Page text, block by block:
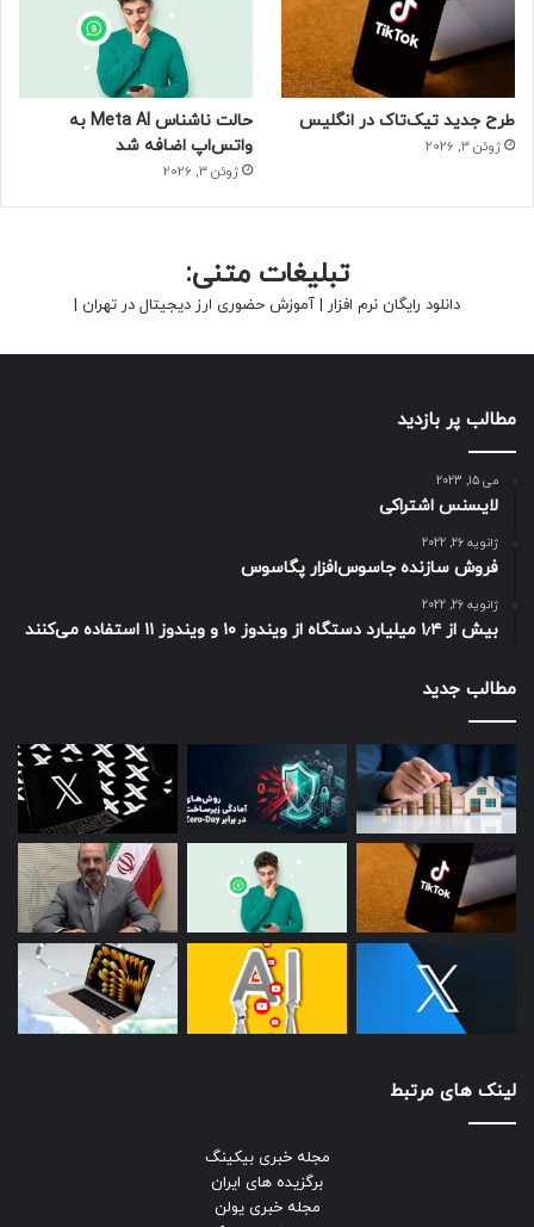
طرح جدید تیک‌تاک در انگلیس
ژوئن 3, 2026
حالت ناشناس Meta AI به
واتس‌اپ اضافه شد
ژوئن 3, 2026
تبلیغات متنی:
دانلود رایگان نرم افزار | آموزش حضوری ارز دیجیتال در تهران |
مطالب پر بازدید
می 15, 2023
لایسنس اشتراکی
ژانویه 26, 2022
فروش سازنده جاسوس‌افزار پگاسوس
ژانویه 26, 2022
بیش از ۱٫۴ میلیارد دستگاه از ویندوز ۱۰ و ویندوز ۱۱ استفاده می‌کنند
مطالب جدید
لینک های مرتبط
مجله خبری بیکینگ
برگزیده های ایران
مجله خبری یولن